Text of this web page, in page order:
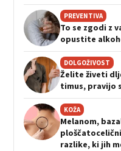
PREVENTIVA
To se zgodi z
opustite
DOLGOŽIVOST
Želite živeti
timus, pravijo
KOŽA
Melanom,
razlike, ki jih